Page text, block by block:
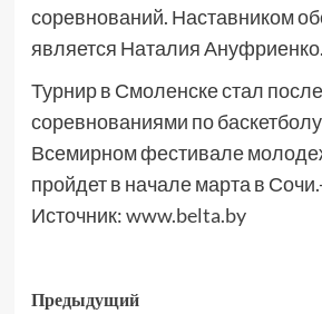
соревнований. Наставником
является Наталия Ануфриенко.
Турнир в Смоленске стал
соревнованиями по
Всемирном фестивале
пройдет в начале марта в
Источник:www.belta.by
Предыдущий